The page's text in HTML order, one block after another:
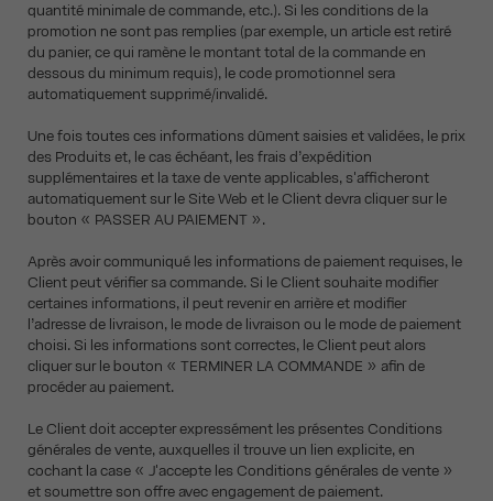
quantité minimale de commande, etc.). Si les conditions de la
promotion ne sont pas remplies (par exemple, un article est retiré
du panier, ce qui ramène le montant total de la commande en
dessous du minimum requis), le code promotionnel sera
automatiquement supprimé/invalidé.
Une fois toutes ces informations dûment saisies et validées, le prix
des Produits et, le cas échéant, les frais d’expédition
supplémentaires et la taxe de vente applicables, s'afficheront
automatiquement sur le Site Web et le Client devra cliquer sur le
bouton « PASSER AU PAIEMENT ».
Après avoir communiqué les informations de paiement requises, le
Client peut vérifier sa commande. Si le Client souhaite modifier
certaines informations, il peut revenir en arrière et modifier
l’adresse de livraison, le mode de livraison ou le mode de paiement
choisi. Si les informations sont correctes, le Client peut alors
cliquer sur le bouton « TERMINER LA COMMANDE » afin de
procéder au paiement.
Le Client doit accepter expressément les présentes Conditions
générales de vente, auxquelles il trouve un lien explicite, en
cochant la case « J'accepte les Conditions générales de vente »
et soumettre son offre avec engagement de paiement.